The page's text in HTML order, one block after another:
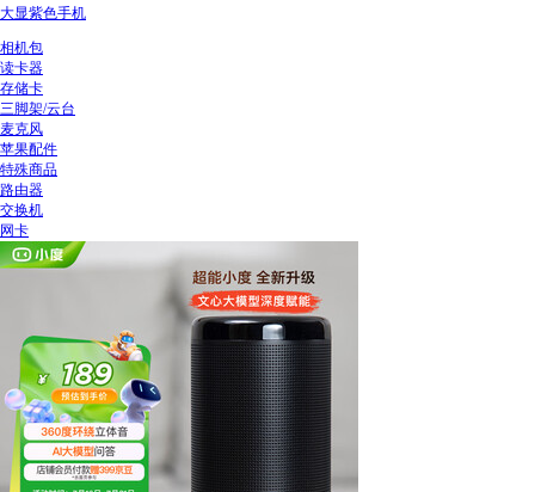
大显紫色手机
相机包
读卡器
存储卡
三脚架/云台
麦克风
苹果配件
特殊商品
路由器
交换机
网卡